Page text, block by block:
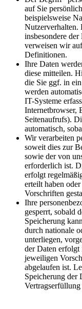
auf Sie
beispielsweise
insbesondere
verweisen wir
Definitionen.
Ihre Daten
diese mitteilen.
die Sie ggf. in
werden
IT-Systeme
Internetbrowser,
Seitenaufrufs).
automatisch,
Wir verarbeiten
soweit dies zur
sowie der von
erforderlich ist.
erfolgt
erteilt haben
Vorschriften
Ihre
gesperrt, sobald
Speicherung
durch nationale
unterliegen,
der Daten erfolgt
jeweiligen
abgelaufen ist.
Speicherung der